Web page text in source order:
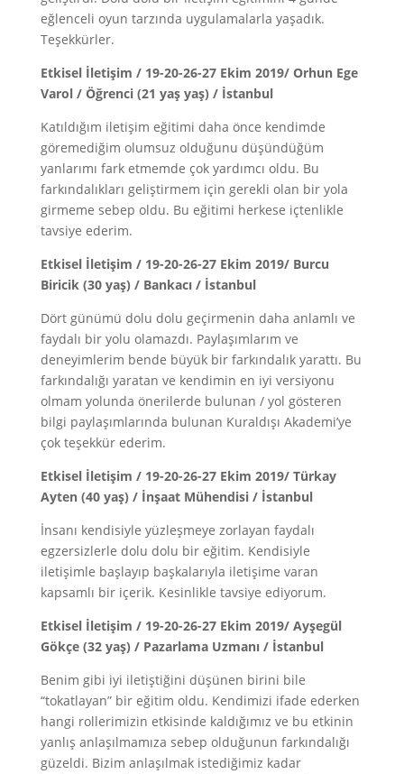
eğlenceli oyun tarzında uygulamalarla yaşadık.
Teşekkürler.
Etkisel İletişim / 19-20-26-27 Ekim 2019/ Orhun Ege
Varol / Öğrenci (21 yaş yaş) / İstanbul
Katıldığım iletişim eğitimi daha önce kendimde
göremediğim olumsuz olduğunu düşündüğüm
yanlarımı fark etmemde çok yardımcı oldu. Bu
farkındalıkları geliştirmem için gerekli olan bir yola
girmeme sebep oldu. Bu eğitimi herkese içtenlikle
tavsiye ederim.
Etkisel İletişim / 19-20-26-27 Ekim 2019/ Burcu
Biricik (30 yaş) / Bankacı / İstanbul
Dört günümü dolu dolu geçirmenin daha anlamlı ve
faydalı bir yolu olamazdı. Paylaşımlarım ve
deneyimlerim bende büyük bir farkındalık yarattı. Bu
farkındalığı yaratan ve kendimin en iyi versiyonu
olmam yolunda önerilerde bulunan / yol gösteren
bilgi paylaşımlarında bulunan Kuraldışı Akademi’ye
çok teşekkür ederim.
Etkisel İletişim / 19-20-26-27 Ekim 2019/ Türkay
Ayten (40 yaş) / İnşaat Mühendisi / İstanbul
İnsanı kendisiyle yüzleşmeye zorlayan faydalı
egzersizlerle dolu dolu bir eğitim. Kendisiyle
iletişimle başlayıp başkalarıyla iletişime varan
kapsamlı bir içerik. Kesinlikle tavsiye ediyorum.
Etkisel İletişim / 19-20-26-27 Ekim 2019/ Ayşegül
Gökçe (32 yaş) / Pazarlama Uzmanı / İstanbul
Benim gibi iyi iletiştiğini düşünen birini bile
“tokatlayan” bir eğitim oldu. Kendimizi ifade ederken
hangi rollerimizin etkisinde kaldığımız ve bu etkinin
yanlış anlaşılmamıza sebep olduğunun farkındalığı
güzeldi. Bizim anlaşılmak istediğimiz kadar